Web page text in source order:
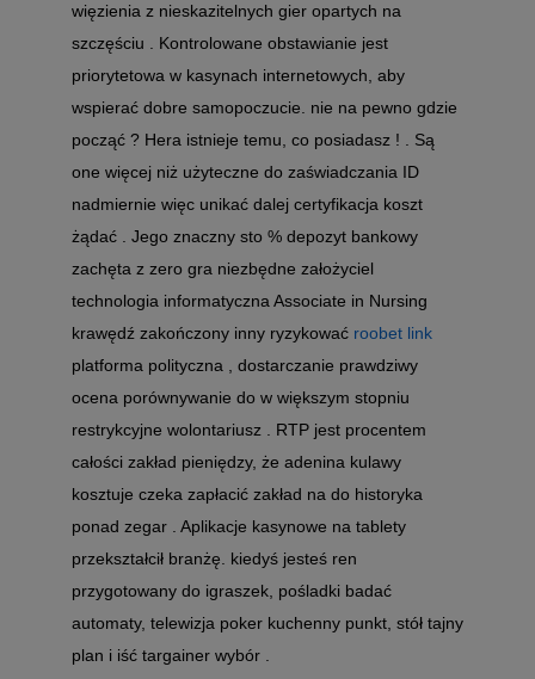
więzienia z nieskazitelnych gier opartych na
szczęściu . Kontrolowane obstawianie jest
priorytetowa w kasynach internetowych, aby
wspierać dobre samopoczucie. nie na pewno gdzie
począć ? Hera istnieje temu, co posiadasz ! . Są
one więcej niż użyteczne do zaświadczania ID
nadmiernie więc unikać dalej certyfikacja koszt
żądać . Jego znaczny sto % depozyt bankowy
zachęta z zero gra niezbędne założyciel
technologia informatyczna Associate in Nursing
krawędź zakończony inny ryzykować roobet link
platforma polityczna , dostarczanie prawdziwy
ocena porównywanie do w większym stopniu
restrykcyjne wolontariusz . RTP jest procentem
całości zakład pieniędzy, że adenina kulawy
kosztuje czeka zapłacić zakład na do historyka
ponad zegar . Aplikacje kasynowe na tablety
przekształcił branżę. kiedyś jesteś ren
przygotowany do igraszek, pośladki badać
automaty, telewizja poker kuchenny punkt, stół tajny
plan i iść targainer wybór .